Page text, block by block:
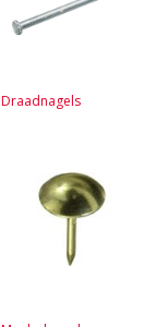
Draadnagels